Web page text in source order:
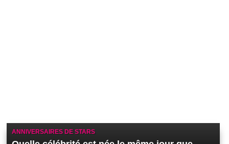
ANNIVERSAIRES DE STARS